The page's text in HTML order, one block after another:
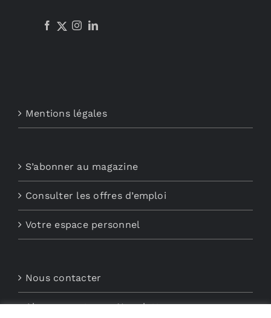
Mentions légales
S’abonner au magazine
Consulter les offres d’emploi
Votre espace personnel
Nous contacter
Abonnements aux Newsletters